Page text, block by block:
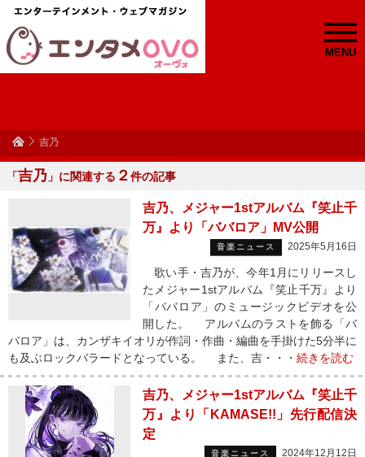
MENU
吉乃
「吉乃 」に関連する ２件の記事
吉乃、メジャー1stアルバム『笑止千
万』より「ババロア」MV公開
音楽ニュース 2025年5月16日
歌い手・吉乃が、今年1月にリリースし
たメジャー1stアルバム『笑止千万』より
「ババロア」のミュージックビデオを公
開した。 アルバムのラストを飾る「バ
バロア」は、カンザキイオリが作詞・作曲・編曲を手掛けた5分半に
も及ぶロックバラードとなっている。 また、吉・・・ 続きを読む
吉乃、メジャー1stアルバム『笑止千
万』より「KAMASE!!」先行配信決
定
音楽ニュース 2024年12月12日